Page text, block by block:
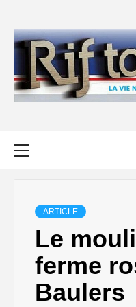
content
ARTICLE
Le
ferme
Baulers